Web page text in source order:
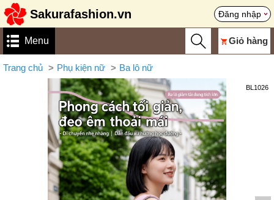
Sakurafashion.vn Đăng nhập
Menu Giỏ hàng
Trang chủ Phụ kiện nữ Ba lô nữ
BL1026